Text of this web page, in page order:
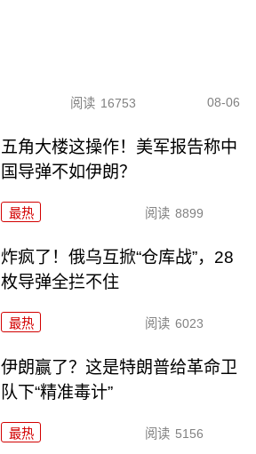
阅读 16753 08-06
五角大楼这操作！美军报告称中
国导弹不如伊朗？
最热 阅读 8899
炸疯了！俄乌互掀“仓库战”，28
枚导弹全拦不住
最热 阅读 6023
伊朗赢了？这是特朗普给革命卫
队下“精准毒计”
最热 阅读 5156